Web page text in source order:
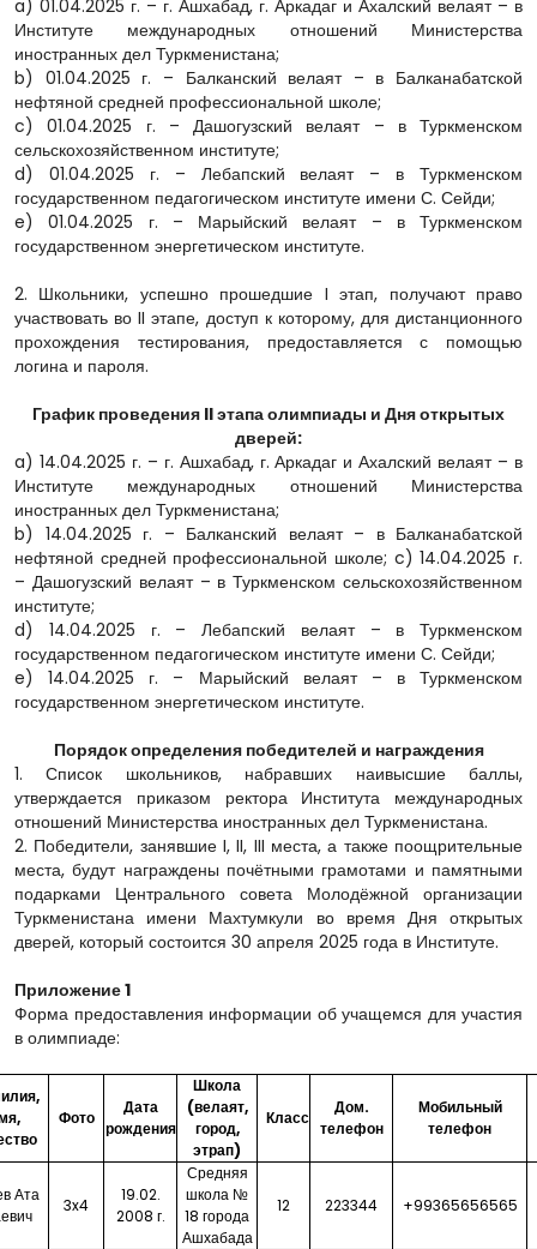
a) 01.04.2025 г. – г. Ашхабад, г. Аркадаг и Ахалский велаят – в
Институте международных отношений Министерства
иностранных дел Туркменистана;
b) 01.04.2025 г. – Балканский велаят – в Балканабатской
нефтяной средней профессиональной школе;
c) 01.04.2025 г. – Дашогузский велаят – в Туркменском
сельскохозяйственном институте;
d) 01.04.2025 г. – Лебапский велаят – в Туркменском
государственном педагогическом институте имени С. Сейди;
e) 01.04.2025 г. – Марыйский велаят – в Туркменском
государственном энергетическом институте.
2. Школьники, успешно прошедшие I этап, получают право
участвовать во II этапе, доступ к которому, для дистанционного
прохождения тестирования, предоставляется с помощью
логина и пароля.
График проведения II этапа олимпиады и Дня открытых
дверей:
a) 14.04.2025 г. – г. Ашхабад, г. Аркадаг и Ахалский велаят – в
Институте международных отношений Министерства
иностранных дел Туркменистана;
b) 14.04.2025 г. – Балканский велаят – в Балканабатской
нефтяной средней профессиональной школе; c) 14.04.2025 г.
– Дашогузский велаят – в Туркменском сельскохозяйственном
институте;
d) 14.04.2025 г. – Лебапский велаят – в Туркменском
государственном педагогическом институте имени С. Сейди;
e) 14.04.2025 г. – Марыйский велаят – в Туркменском
государственном энергетическом институте.
Порядок определения победителей и награждения
1. Список школьников, набравших наивысшие баллы,
утверждается приказом ректора Института международных
отношений Министерства иностранных дел Туркменистана.
2. Победители, занявшие I, II, III места, а также поощрительные
места, будут награждены почётными грамотами и памятными
подарками Центрального совета Молодёжной организации
Туркменистана имени Махтумкули во время Дня открытых
дверей, который состоится 30 апреля 2025 года в Институте.
Приложение 1
Форма предоставления информации об учащемся для участия
в олимпиаде:
Фото
Дата
рождения
Школа
(велаят,
город,
этрап)
Класс
Дом.
телефон
Мобильный
телефон
Ата
3x4
19.02.
2008 г.
Средняя
школа №
18 города
Ашхабада
12 223344 +99365656565